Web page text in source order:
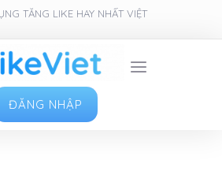
TĂNG LIKE HAY NHẤT VIỆT
ĐĂNG NHẬP